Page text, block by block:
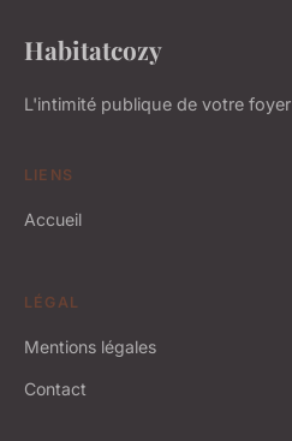
Habitatcozy
L'intimité publique de votre foyer
LIENS
Accueil
LÉGAL
Mentions légales
Contact